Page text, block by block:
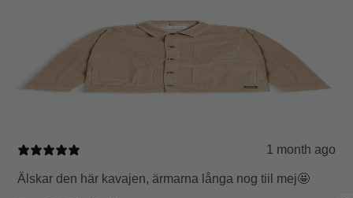
1 month ago
Älskar den här kavajen, ärmarna långa nog tiil mej🤩